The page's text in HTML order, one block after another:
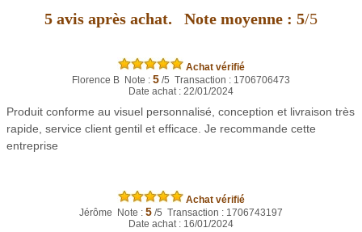
5 avis après achat. Note moyenne : 5/5
Achat vérifié
Florence B Note : 5 /5 Transaction : 1706706473
Date achat : 22/01/2024
Produit conforme au visuel personnalisé, conception et livraison très
rapide, service client gentil et efficace. Je recommande cette
entreprise
Achat vérifié
Jérôme Note : 5 /5 Transaction : 1706743197
Date achat : 16/01/2024